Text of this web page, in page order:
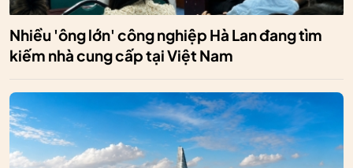
Nhiều 'ông lớn' công nghiệp Hà Lan đang tìm
kiếm nhà cung cấp tại Việt Nam